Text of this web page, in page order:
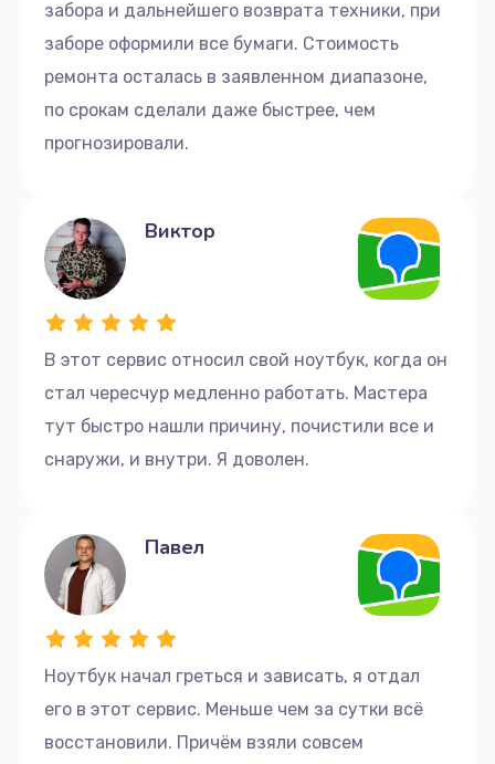
Заказать
Замена динамика
670 руб.
1050 руб.
Ремонт блока питания
390 руб.
Заказать
Замена крышки ноутбука
1750 руб.
забора и дальнейшего возврата техники, при
заборе оформили все бумаги. Стоимость
ремонта осталась в заявленном диапазоне,
по срокам сделали даже быстрее, чем
прогнозировали.
В этот сервис относил свой ноутбук, когда он
стал чересчур медленно работать. Мастера
тут быстро нашли причину, почистили все и
снаружи, и внутри. Я доволен.
Виктор
Ноутбук начал греться и зависать, я отдал
его в этот сервис. Меньше чем за сутки всё
восстановили. Причём взяли совсем
Павел